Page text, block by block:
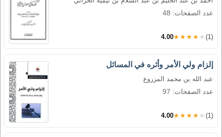
عدد الصفحات: 48
4.00★★★★★ (1)
إلزام ولي الأمر وأثره في المسائل
عبد الله بن محمد المزروع
عدد الصفحات: 97
4.00★★★★★ (1)